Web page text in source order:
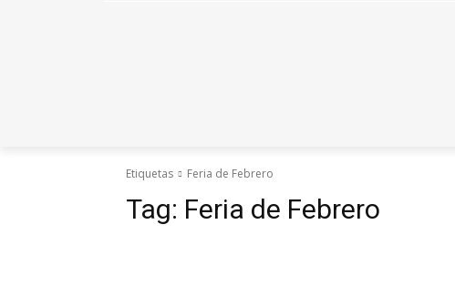
Etiquetas Feria de Febrero
Tag: Feria de Febrero